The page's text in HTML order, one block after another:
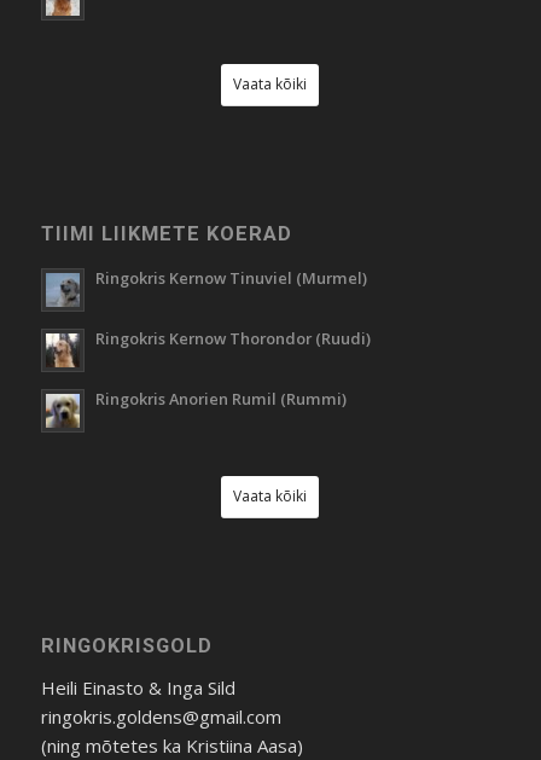
Vaata kõiki
TIIMI LIIKMETE KOERAD
Ringokris Kernow Tinuviel (Murmel)
Ringokris Kernow Thorondor (Ruudi)
Ringokris Anorien Rumil (Rummi)
Vaata kõiki
RINGOKRISGOLD
Heili Einasto & Inga Sild
ringokris.goldens@gmail.com
(ning mõtetes ka Kristiina Aasa)